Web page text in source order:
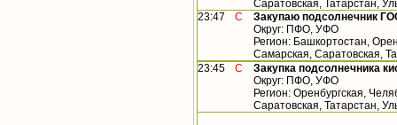
Саратовская, Татарстан,
23:47
С
Закупаю подсолнечник
Округ: ПФО, УФО
Регион: Башкортостан,
Самарская, Саратовская,
23:45
С
Закупка подсолнечника
Округ: ПФО, УФО
Регион: Оренбургская,
Саратовская, Татарстан,